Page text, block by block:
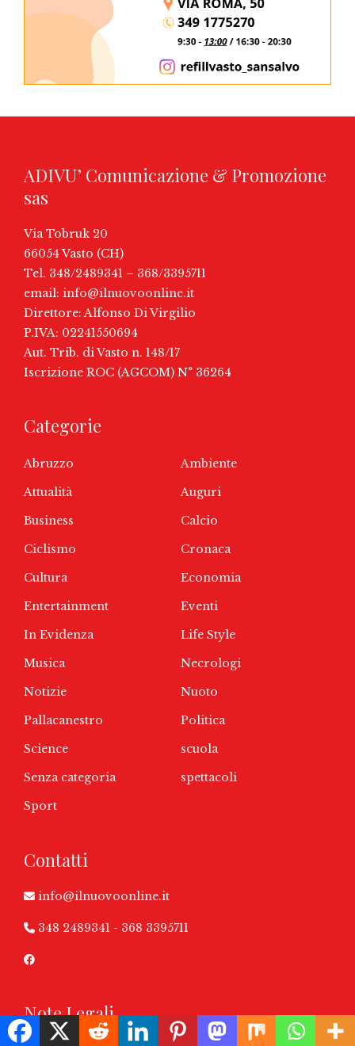
ADIVU’ Comunicazione & Promozione
sas
Via Tobruk 20
66054 Vasto (CH)
Tel. 348/2489341 – 368/3395711
email: info@ilnuovoonline.it
Direttore: Alfonso Di Virgilio
P.IVA: 02241550694
Aut. Trib. di Vasto n. 148/17
Iscrizione ROC (AGCOM) N° 36264
Categorie
Abruzzo
Ambiente
Attualità
Auguri
Business
Calcio
Ciclismo
Cronaca
Cultura
Economia
Entertainment
Eventi
In Evidenza
Life Style
Musica
Necrologi
Notizie
Nuoto
Pallacanestro
Politica
Science
scuola
Senza categoria
spettacoli
Sport
Contatti
info@ilnuovoonline.it
348 2489341 - 368 3395711
Note Legali